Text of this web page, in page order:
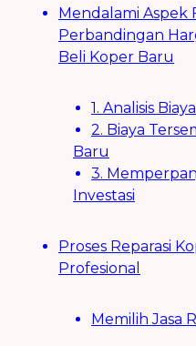
Mendalami Aspek
Perbandingan
Beli Koper Baru
1. Analisis
2. Biaya
Baru
3.
Investasi
Proses Reparasi
Profesional
Memilih Jasa